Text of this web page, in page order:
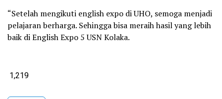
“Setelah mengikuti english expo di UHO, semoga menjadi
pelajaran berharga. Sehingga bisa meraih hasil yang lebih
baik di English Expo 5 USN Kolaka.
1,219